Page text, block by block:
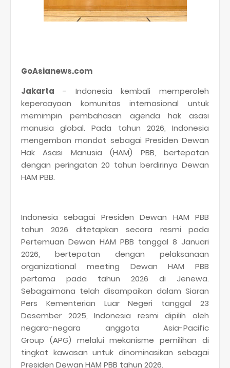
GoAsianews.com
Jakarta - Indonesia kembali memperoleh
kepercayaan komunitas internasional untuk
memimpin pembahasan agenda hak asasi
manusia global. Pada tahun 2026, Indonesia
mengemban mandat sebagai Presiden Dewan
Hak Asasi Manusia (HAM) PBB, bertepatan
dengan peringatan 20 tahun berdirinya Dewan
HAM PBB.
Indonesia sebagai Presiden Dewan HAM PBB
tahun 2026 ditetapkan secara resmi pada
Pertemuan Dewan HAM PBB tanggal 8 Januari
2026, bertepatan dengan pelaksanaan
organizational meeting Dewan HAM PBB
pertama pada tahun 2026 di Jenewa.
Sebagaimana telah disampaikan dalam Siaran
Pers Kementerian Luar Negeri tanggal 23
Desember 2025, Indonesia resmi dipilih oleh
negara-negara anggota Asia-Pacific
Group (APG) melalui mekanisme pemilihan di
tingkat kawasan untuk dinominasikan sebagai
Presiden Dewan HAM PBB tahun 2026.